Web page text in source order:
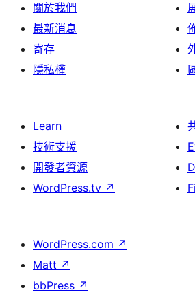
關於我們
最新消息
寄存
隱私權
Learn
技術支援
開發者資源
WordPress.tv ↗
WordPress.com ↗
Matt ↗
bbPress ↗